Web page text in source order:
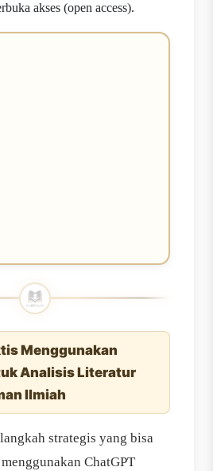
akses (open access).
Menggunakan
Analisis Literatur
Ilmiah
strategis yang bisa
ChatGPT